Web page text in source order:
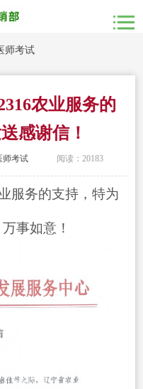
师考试
农业服务的
感谢信！
师考试 阅读：20183
服务的支持，特为
事如意！